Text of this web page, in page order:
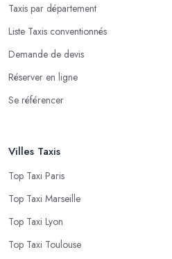
Taxis par département
Liste Taxis conventionnés
Demande de devis
Réserver en ligne
Se référencer
Villes Taxis
Top Taxi Paris
Top Taxi Marseille
Top Taxi Lyon
Top Taxi Toulouse